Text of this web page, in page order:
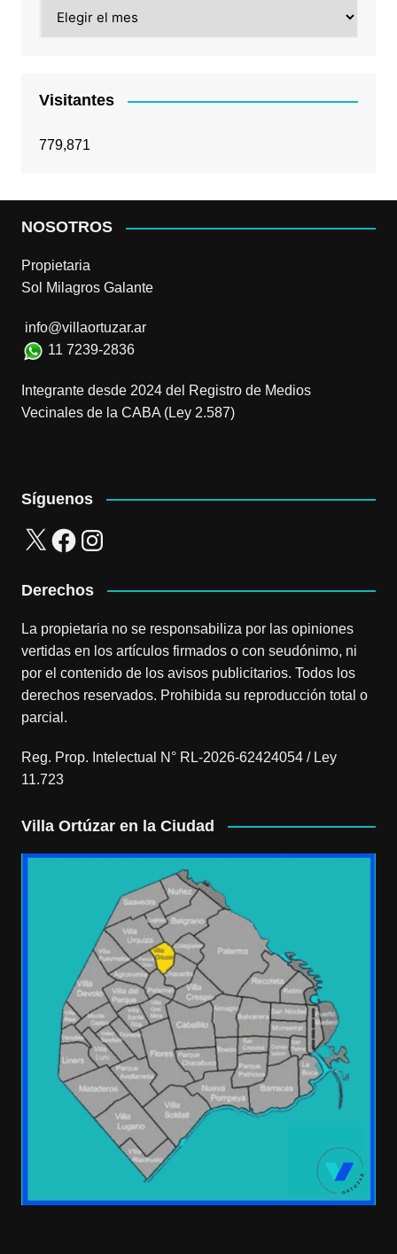
Visitantes
779,871
NOSOTROS
Propietaria
Sol Milagros Galante
info@villaortuzar.ar
11 7239-2836
Integrante desde 2024 del Registro de Medios
Vecinales de la CABA (Ley 2.587)
Síguenos
X FacebookInstagram
Derechos
La propietaria no se responsabiliza por las opiniones
vertidas en los artículos firmados o con seudónimo, ni
por el contenido de los avisos publicitarios. Todos los
derechos reservados. Prohibida su reproducción total o
parcial.
Reg. Prop. Intelectual N° RL-2026-62424054 / Ley
11.723
Villa Ortúzar en la Ciudad